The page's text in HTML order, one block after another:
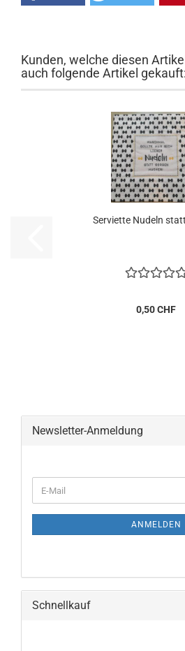
Kunden, welche diesen
auch folgende Artikel gekauft:
Serviette Nudeln
0,50 CHF
Newsletter-Anmeldung
ZUR
E-
Mail
ANMELDEN
Schnellkauf